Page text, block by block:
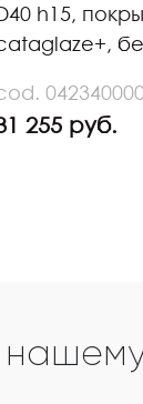
h15,
255 руб.